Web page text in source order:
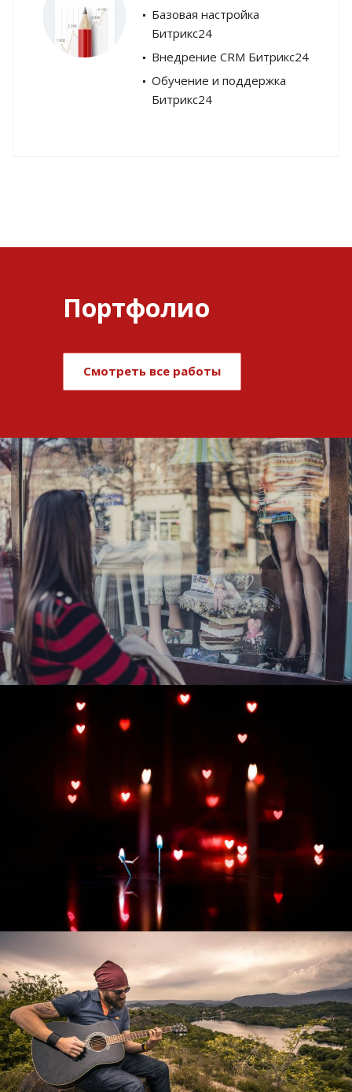
Базовая настройка
Битрикс24
Внедрение CRM Битрикс24
Обучение и поддержка
Битрикс24
Портфолио
Смотреть все работы
Развитие и поддержка интернет-
витрины StepClub
Смотреть проект
Развитие интернет-магазина "Всё для
праздника"
Смотреть проект
Перевод интернет-магазина
Guitaramania.ru на 1С-Битрикс